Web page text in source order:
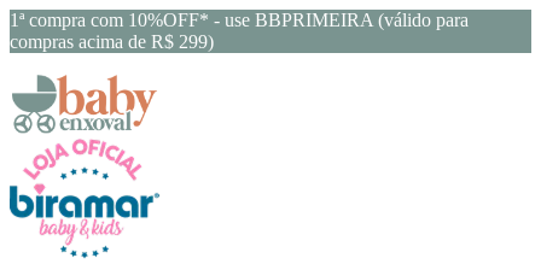
1ª compra com 10%OFF* - use BBPRIMEIRA (válido para
compras acima de R$ 299)